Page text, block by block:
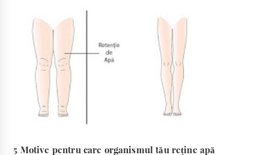
5 Motive pentru care organismul tău reține apă